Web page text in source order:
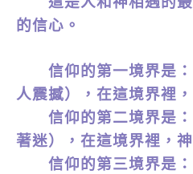
的信心。
信仰的第一境界是：
人震撼），在這境界裡
信仰的第二境界是：
著迷），在這境界裡，
信仰的第三境界是：